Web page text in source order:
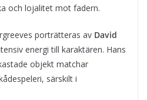
och lojalitet mot fadern.
porträtteras av David
energi till karaktären. Hans
objekt matchar
särskilt i